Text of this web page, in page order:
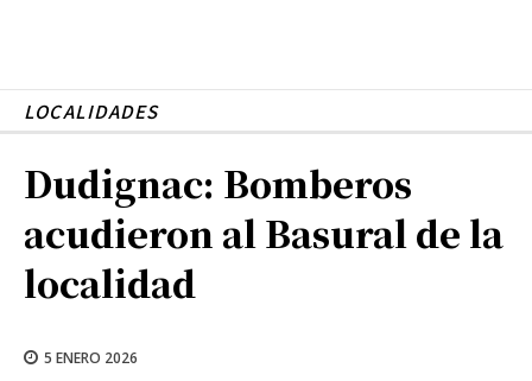
LOCALIDADES
Dudignac: Bomberos
acudieron al Basural de la
localidad
5 ENERO 2026